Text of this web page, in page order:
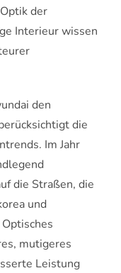
der
Interieur wissen
den
die
Im Jahr
die Straßen, die
und
mutigeres
Leistung